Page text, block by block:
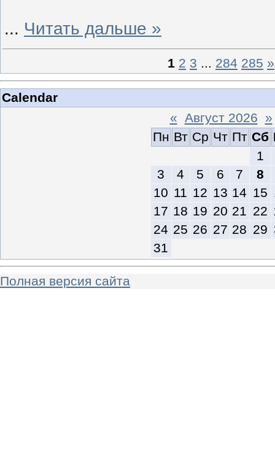
... Читать дальше »
1 2 3 ... 284 285 »
Calendar
« Август 2026 »
Пн Вт Ср Чт Пт Сб
1
3
4 5 6 7
8
10 11 12 13 14 15
17 18 19 20 21 22
24 25 26 27 28 29
31
Полная версия сайта